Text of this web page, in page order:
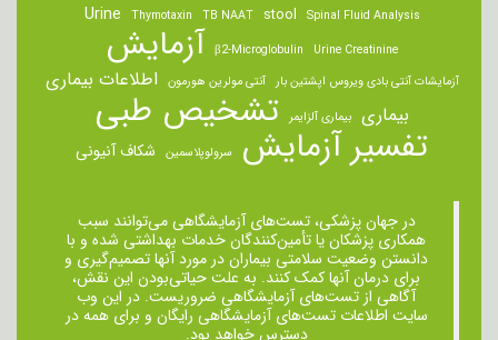
Spinal Fluid Analysis
stool
TB NAAT
Thymotaxin
Urine
Urine Creatinine
β2-Microglobulin آزمایش
آزمایشات آنتی بادی ویروس اپشتین بار آنتی مولرین هورمون اطلاعات بیماری
بیماری بیماری آلزایمر تشخیص طبی
تفسیر آزمایش سرولوپلاسمین شکاف آنیونی
در جهان پزشکی، تست‌های آزمایشگاهی می‌توانند سبب
همکاری پزشکان یا تأمین‌کنندگان خدمات بهداشتی شده و با
دانستن وضعیت سلامتی بیماران در مورد آنها تصمیم‌گیری و
برای درمان ‌آنها کمک کنند. به علت حیاتی‌بودن این نقش،
آگاهی از تست‌های آزمایشگاهی ضروریست. در این وب
سایت اطلاعات تست‌های آزمایشگاهی رایگان و برای همه در
دسترس خواهد بود.